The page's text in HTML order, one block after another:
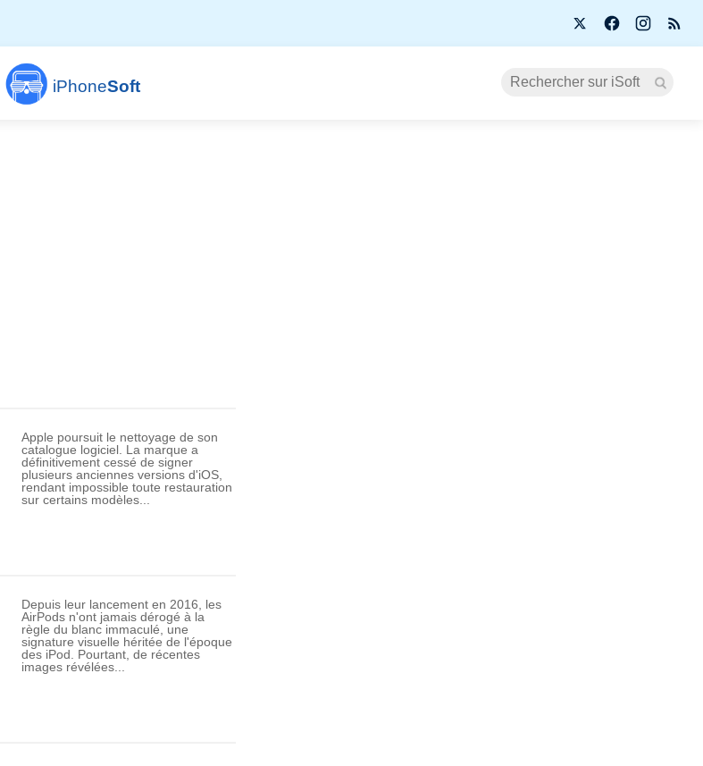
iPhoneSoft
Apple poursuit le nettoyage de son
catalogue logiciel. La marque a
définitivement cessé de signer
plusieurs anciennes versions d'iOS,
rendant impossible toute restauration
sur certains modèles...
Depuis leur lancement en 2016, les
AirPods n'ont jamais dérogé à la
règle du blanc immaculé, une
signature visuelle héritée de l'époque
des iPod. Pourtant, de récentes
images révélées...